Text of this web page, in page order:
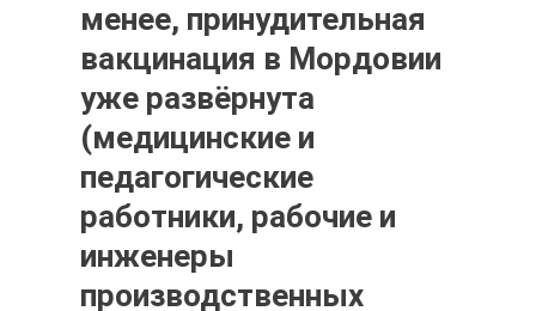
менее, принудительная
вакцинация в Мордовии
уже развёрнута
(медицинские и
педагогические
работники, рабочие и
инженеры
производственных